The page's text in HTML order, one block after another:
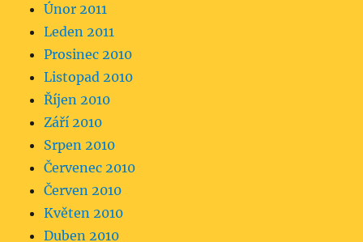
Únor 2011
Leden 2011
Prosinec 2010
Listopad 2010
Říjen 2010
Září 2010
Srpen 2010
Červenec 2010
Červen 2010
Květen 2010
Duben 2010